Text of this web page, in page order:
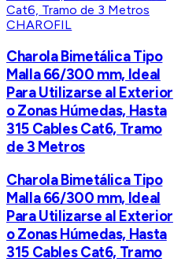
CHAROFIL
Charola Bimetálica Tipo
Malla 66/300 mm, Ideal
Para Utilizarse al Exterior
o Zonas Húmedas, Hasta
315 Cables Cat6, Tramo
de 3 Metros
Charola Bimetálica Tipo
Malla 66/300 mm, Ideal
Para Utilizarse al Exterior
o Zonas Húmedas, Hasta
315 Cables Cat6, Tramo